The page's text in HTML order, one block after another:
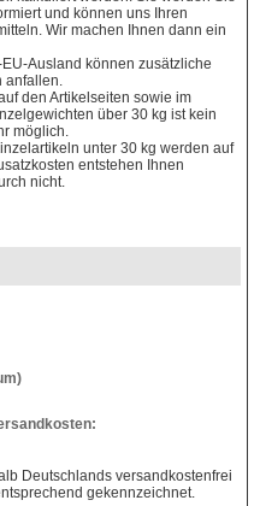
und können uns Ihren
Wir machen Ihnen dann ein
Ausland können zusätzliche
anfallen.
den Artikelseiten sowie im
über 30 kg ist kein
möglich.
unter 30 kg werden auf
entstehen Ihnen
nicht.
Deutschlands versandkostenfrei
gekennzeichnet.